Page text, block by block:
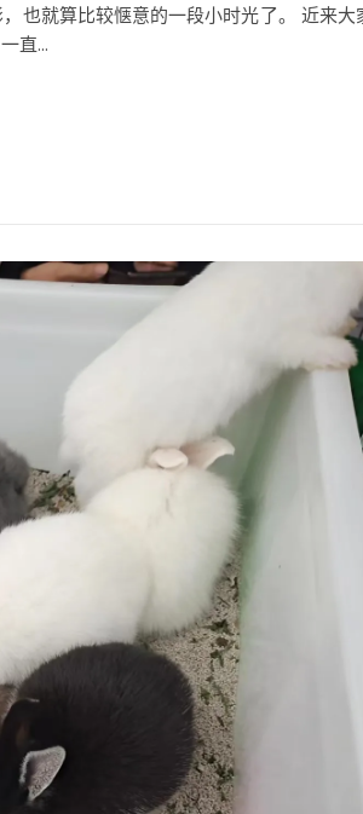
也就算比较惬意的一段小时光了。 近来大
直...